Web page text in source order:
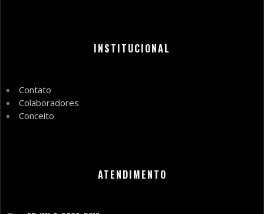
INSTITUCIONAL
Contato
Colaboradores
Conceito
ATENDIMENTO